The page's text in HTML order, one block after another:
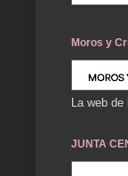
Moros y
La web
JUNTA